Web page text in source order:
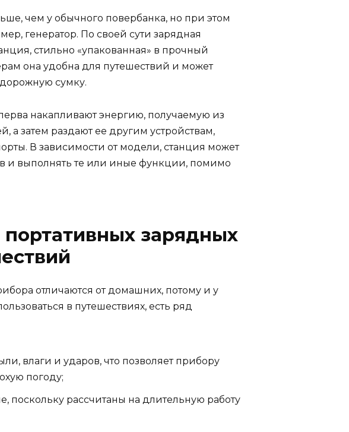
чем у обычного повербанка, но при этом
генератор. По своей сути зарядная
стильно «упакованная» в прочный
она удобна для путешествий и может
сумку.
накапливают энергию, получаемую из
а затем раздают ее другим устройствам,
В зависимости от модели, станция может
и выполнять те или иные функции, помимо
зарядных
отличаются от домашних, потому и у
в путешествиях, есть ряд
влаги и ударов, что позволяет прибору
погоду;
поскольку рассчитаны на длительную работу